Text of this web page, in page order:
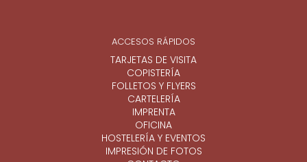
ACCESOS RÁPIDOS
TARJETAS DE VISITA
COPISTERÍA
FOLLETOS Y FLYERS
CARTELERÍA
IMPRENTA
OFICINA
HOSTELERÍA Y EVENTOS
IMPRESIÓN DE FOTOS